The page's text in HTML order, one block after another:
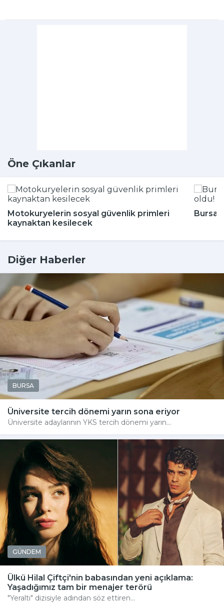
Öne Çıkanlar
Motokuryelerin sosyal güvenlik primleri
kaynaktan kesilecek
Diğer Haberler
BURSA
Üniversite tercih dönemi yarın sona eriyor
Üniversite adaylarının YKS tercih dönemi yarın...
GÜNDEM
Ülkü Hilal Çiftçi'nin babasından yeni açıklama:
Yaşadığımız tam bir menajer terörü
"Yeraltı" dizisiyle adından söz ettiren...